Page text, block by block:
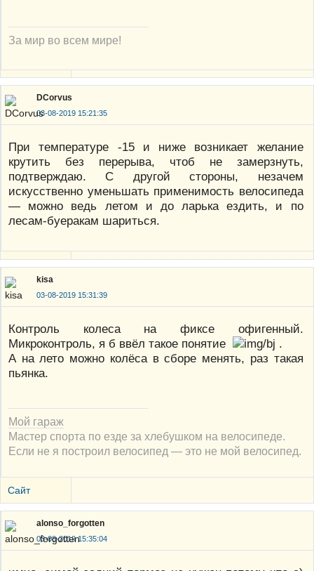
За мир во всем мире!
DCorvus
03-08-2019 15:21:35
При температуре -15 и ниже возникает желание
крутить без перерыва, чтоб не замерзнуть,
подтверждаю. С другой стороны, незачем
искусственно уменьшать применимость велосипеда
— можно ведь летом и до ларька ездить, и по
лесам-буеракам шариться.
kisa
03-08-2019 15:31:39
Контроль колеса на фиксе офигенный.
Микроконтроль, я б ввёл такое понятие
.
А на лето можно колёса в сборе менять, раз такая
пьянка.
Мой гараж
Мастер спорта по езде за хлебушком на велосипеде.
Если не я построил велосипед — это не мой велосипед.
Сайт
alonso_forgotten
03-08-2019 15:35:04